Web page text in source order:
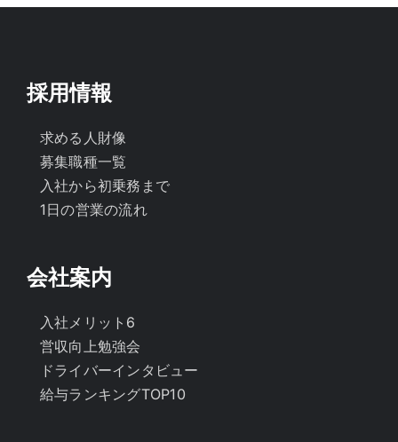
採用情報
求める人財像
募集職種一覧
入社から初乗務まで
1日の営業の流れ
会社案内
入社メリット6
営収向上勉強会
ドライバーインタビュー
給与ランキングTOP10